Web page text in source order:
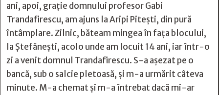
ani, apoi, grație domnului profesor Gabi
Trandafirescu, am ajuns la Aripi Pitești, din pură
întâmplare. Zilnic, băteam mingea în fața blocului,
la Ștefănești, acolo unde am locuit 14 ani, iar într-o
zi a venit domnul Trandafirescu. S-a așezat pe o
bancă, sub o salcie pletoasă, și m-a urmărit câteva
minute. M-a chemat și m-a întrebat dacă mi-ar